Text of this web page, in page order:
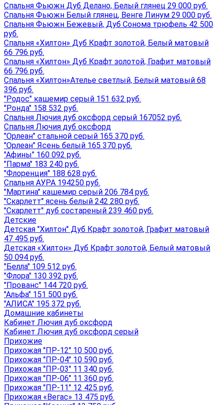
Спальня Фьюжн Дуб Делано, Белый глянец 29 000 руб.
Спальня Фьюжн Белый глянец, Венге Линум 29 000 руб.
Спальня Фьюжн Бежевый, Дуб Сонома трюфель 42 500
руб.
Спальня «Хилтон» Дуб Крафт золотой, Белый матовый
66 796 руб.
Спальня «Хилтон» Дуб Крафт золотой, Графит матовый
66 796 руб.
Спальня «Хилтон»Ателье светлый, Белый матовый 68
396 руб.
"Родос" кашемир серый 151 632 руб.
"Ронда" 158 532 руб.
Спальня Лючия дуб оксфорд серый 167052 руб.
Спальня Лючия дуб оксфорд
"Орлеан" стальной серый 165 370 руб.
"Орлеан" Ясень белый 165 370 руб.
"Афины" 160 092 руб.
"Парма" 183 240 руб.
"Флоренция" 188 628 руб.
Спальня АУРА 194250 руб.
"Мартина" кашемир серый 206 784 руб.
"Скарлетт" ясень белый 242 280 руб.
"Скарлетт" дуб состареный 239 460 руб.
Детские
Детская "Хилтон" Дуб Крафт золотой, Графит матовый
47 495 руб.
Детская «Хилтон» Дуб Крафт золотой, Белый матовый
50 094 руб.
"Белла" 109 512 руб.
"Флора" 130 392 руб.
"Прованс" 144 720 руб.
"Альфа" 151 500 руб.
"АЛИСА" 195 372 руб.
Домашние кабинеты
Кабинет Лючия дуб оксфорд
Кабинет Лючия дуб оксфорд серый
Прихожие
Прихожая "ПР-12" 10 500 руб.
Прихожая "ПР-04" 10 590 руб.
Прихожая "ПР-03" 11 340 руб.
Прихожая "ПР-06" 11 360 руб.
Прихожая "ПР-11" 12 425 руб.
Прихожая «Вегас» 13 475 руб.